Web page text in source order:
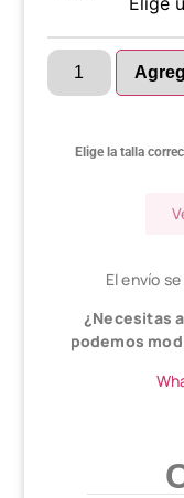
Elige la talla
El envío
¿Necesitas
podemos